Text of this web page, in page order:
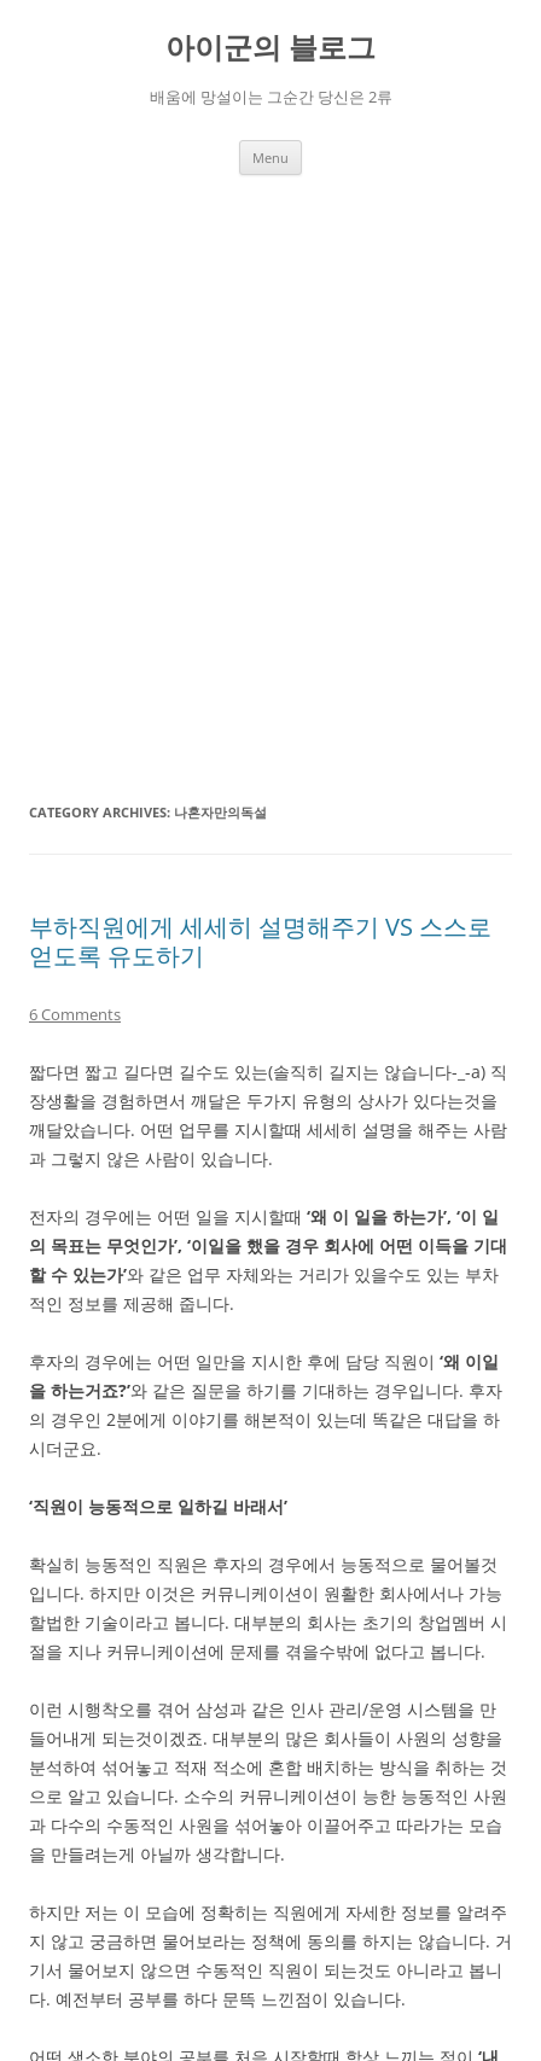
아이군의 블로그
배움에 망설이는 그순간 당신은 2류
Menu
CATEGORY ARCHIVES: 나혼자만의독설
부하직원에게 세세히 설명해주기 VS 스스로
얻도록 유도하기
6 Comments
짧다면 짧고 길다면 길수도 있는(솔직히 길지는 않습니다-_-a) 직
장생활을 경험하면서 깨달은 두가지 유형의 상사가 있다는것을
깨달았습니다. 어떤 업무를 지시할때 세세히 설명을 해주는 사람
과 그렇지 않은 사람이 있습니다.
전자의 경우에는 어떤 일을 지시할때 ‘왜 이 일을 하는가’, ‘이 일
의 목표는 무엇인가’, ‘이일을 했을 경우 회사에 어떤 이득을 기대
할 수 있는가’와 같은 업무 자체와는 거리가 있을수도 있는 부차
적인 정보를 제공해 줍니다.
후자의 경우에는 어떤 일만을 지시한 후에 담당 직원이 ‘왜 이일
을 하는거죠?’와 같은 질문을 하기를 기대하는 경우입니다. 후자
의 경우인 2분에게 이야기를 해본적이 있는데 똑같은 대답을 하
시더군요.
‘직원이 능동적으로 일하길 바래서’
확실히 능동적인 직원은 후자의 경우에서 능동적으로 물어볼것
입니다. 하지만 이것은 커뮤니케이션이 원활한 회사에서나 가능
할법한 기술이라고 봅니다. 대부분의 회사는 초기의 창업멤버 시
절을 지나 커뮤니케이션에 문제를 겪을수밖에 없다고 봅니다.
이런 시행착오를 겪어 삼성과 같은 인사 관리/운영 시스템을 만
들어내게 되는것이겠죠. 대부분의 많은 회사들이 사원의 성향을
분석하여 섞어놓고 적재 적소에 혼합 배치하는 방식을 취하는 것
으로 알고 있습니다. 소수의 커뮤니케이션이 능한 능동적인 사원
과 다수의 수동적인 사원을 섞어놓아 이끌어주고 따라가는 모습
을 만들려는게 아닐까 생각합니다.
하지만 저는 이 모습에 정확히는 직원에게 자세한 정보를 알려주
지 않고 궁금하면 물어보라는 정책에 동의를 하지는 않습니다. 거
기서 물어보지 않으면 수동적인 직원이 되는것도 아니라고 봅니
다. 예전부터 공부를 하다 문뜩 느낀점이 있습니다.